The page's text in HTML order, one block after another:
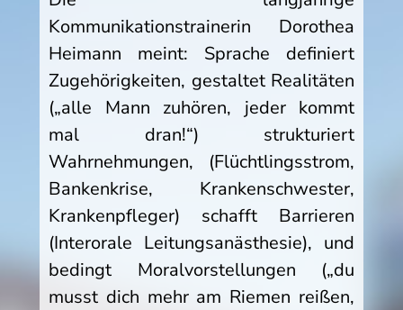
Kommunikationstrainerin Dorothea
Heimann meint: Sprache definiert
Zugehörigkeiten, gestaltet Realitäten
(„alle Mann zuhören, jeder kommt
mal dran!“) strukturiert
Wahrnehmungen, (Flüchtlingsstrom,
Bankenkrise, Krankenschwester,
Krankenpfleger) schafft Barrieren
(Interorale Leitungsanästhesie), und
bedingt Moralvorstellungen („du
musst dich mehr am Riemen reißen,